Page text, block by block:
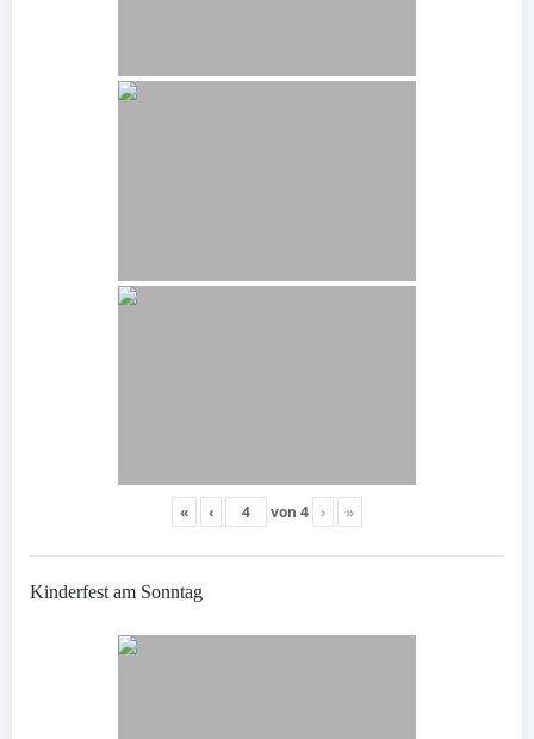
« ‹ von 4 › »
Kinderfest am Sonntag